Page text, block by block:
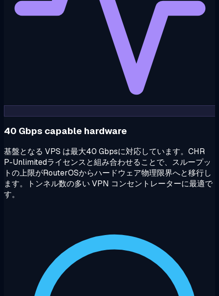
40 Gbps capable hardware
基盤となる VPS は最大40 Gbpsに対応しています。CHR
P-Unlimitedライセンスと組み合わせることで、スループッ
トの上限がRouterOSからハードウェア物理限界へと移行し
ます。トンネル数の多い VPN コンセントレーターに最適で
す。